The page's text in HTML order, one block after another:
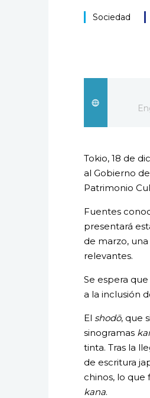
Sociedad
Tokio, 18 de
al Gobierno
Patrimonio
Fuentes
presentará
de marzo,
relevantes.
Se espera
a la inclusión
El shodō, que
sinogramas
tinta. Tras la
de escritura
chinos, lo que
kana.